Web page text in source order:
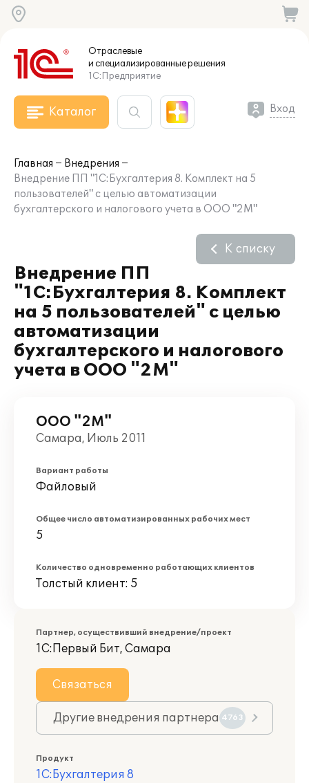
Отраслевые
и специализированныерешения
1С:Предприятие
Каталог Вход
Главная
Внедрения
Внедрение ПП "1С:Бухгалтерия 8. Комплект на 5
пользователей" с целью автоматизации
бухгалтерского и налогового учета в ООО "2М"
Внедрение ПП
"1С:Бухгалтерия 8. Комплект
на 5 пользователей" с целью
автоматизации
бухгалтерского и налогового
учета в ООО "2М"
К списку
ООО "2М"
Самара, Июль 2011
Вариант работы
Файловый
Общее число автоматизированных рабочих мест
5
Количество одновременно работающих клиентов
Толстый клиент: 5
Партнер, осуществивший внедрение/проект
1С:Первый Бит, Самара
Связаться
Другие внедрения партнера 4763
Продукт
1С:Бухгалтерия 8